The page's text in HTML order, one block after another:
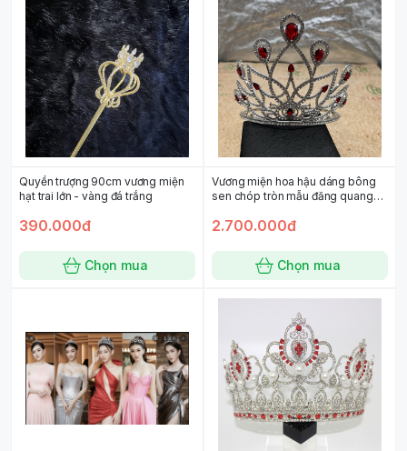
Quyền trượng 90cm vương miện
hạt trai lớn - vàng đá trắng
390.000đ
Chọn mua
Vương miện hoa hậu dáng bông
sen chóp tròn mẫu đăng quang
2.700.000đ
Chọn mua